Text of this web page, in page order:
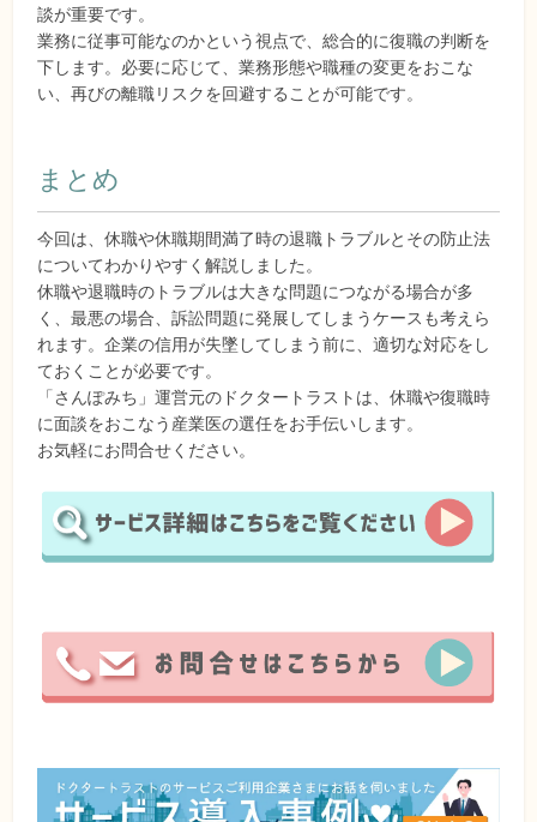
談が重要です。
業務に従事可能なのかという視点で、総合的に復職の判断を
下します。必要に応じて、業務形態や職種の変更をおこな
い、再びの離職リスクを回避することが可能です。
まとめ
今回は、休職や休職期間満了時の退職トラブルとその防止法
についてわかりやすく解説しました。
休職や退職時のトラブルは大きな問題につながる場合が多
く、最悪の場合、訴訟問題に発展してしまうケースも考えら
れます。企業の信用が失墜してしまう前に、適切な対応をし
ておくことが必要です。
「さんぽみち」運営元のドクタートラストは、休職や復職時
に面談をおこなう産業医の選任をお手伝いします。
お気軽にお問合せください。